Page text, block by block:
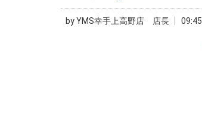
byYMS幸手上高野店 店長 09:45